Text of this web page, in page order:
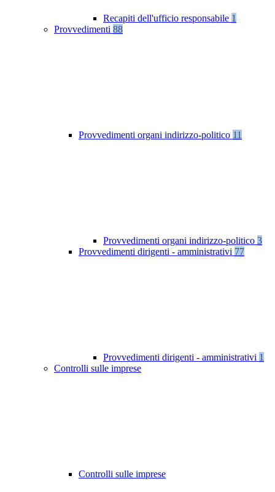
Recapiti dell'ufficio responsabile 1
Provvedimenti 88
Provvedimenti organi indirizzo-politico 11
Provvedimenti organi indirizzo-politico 3
Provvedimenti dirigenti - amministrativi 77
Provvedimenti dirigenti - amministrativi 1
Controlli sulle imprese
Controlli sulle imprese